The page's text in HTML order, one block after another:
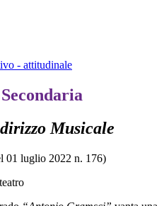
- attitudinale
Musicale
01 luglio 2022 n. 176)